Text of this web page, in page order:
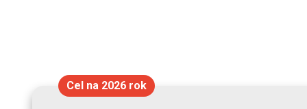
Cel na 2026 rok